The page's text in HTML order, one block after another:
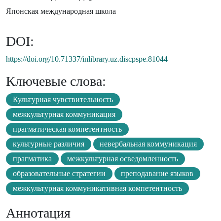
Японская международная школа
DOI:
https://doi.org/10.71337/inlibrary.uz.discpspe.81044
Ключевые слова:
Культурная чувствительность
межкультурная коммуникация
прагматическая компетентность
культурные различия
невербальная коммуникация
прагматика
межкультурная осведомленность
образовательные стратегии
преподавание языков
межкультурная коммуникативная компетентность
Аннотация